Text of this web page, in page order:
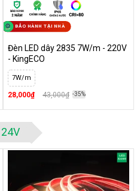
Đổi màu Trắng - Vàng
BẢO HÀNH TẠI NHÀ
Đèn LED dây 2835 7W/m - 220V
- KingECO
7W/m
28,000₫ 43,000₫ -35%